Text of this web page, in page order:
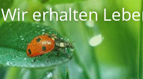
Wir erhalten